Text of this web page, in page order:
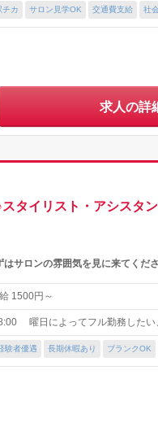
チカ サロン見学OK 交通費支給 社
求人の詳
タイリスト・アシスタ
サロンの雰囲気を見に来てくだ
1500円～
曜日によってフル勤務した
験者優遇 長期休暇あり ブランクOK